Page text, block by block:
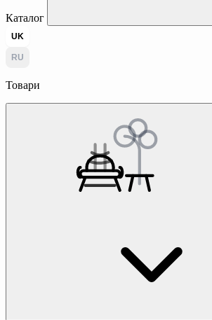
Каталог
UK
RU
Товари